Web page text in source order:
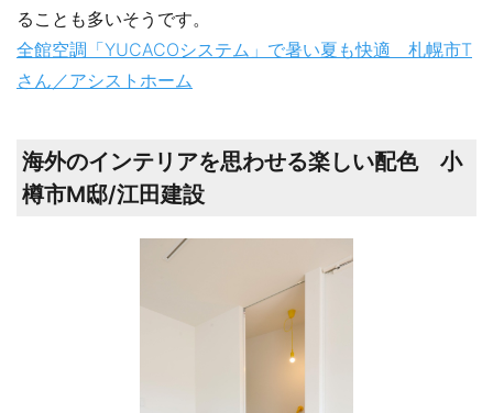
ることも多いそうです。
全館空調「YUCACOシステム」で暑い夏も快適 札幌市T
さん／アシストホーム
海外のインテリアを思わせる楽しい配色 小
樽市M邸/江田建設